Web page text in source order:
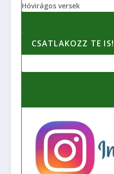
Hóvirágos versek
CSATLAKOZZ TE IS!